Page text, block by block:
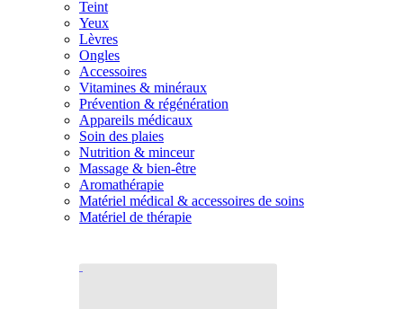
Teint
Yeux
Lèvres
Ongles
Accessoires
Vitamines & minéraux
Prévention & régénération
Appareils médicaux
Soin des plaies
Nutrition & minceur
Massage & bien-être
Aromathérapie
Matériel médical & accessoires de soins
Matériel de thérapie